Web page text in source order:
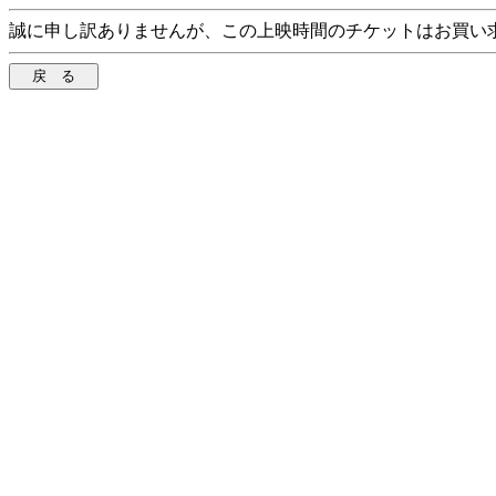
誠に申し訳ありませんが、この上映時間のチケットはお買い